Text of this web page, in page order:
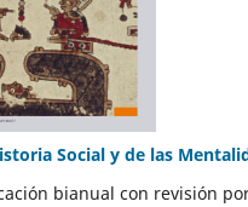
Social y de las
bianual con revisión